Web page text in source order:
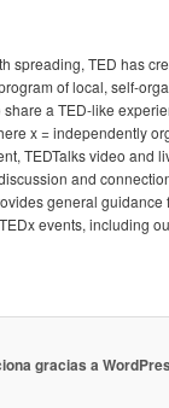
spreading, TED has
of local, self-
a TED-like
x = independently
TEDTalks video and
and
general guidance
events, including
gracias a